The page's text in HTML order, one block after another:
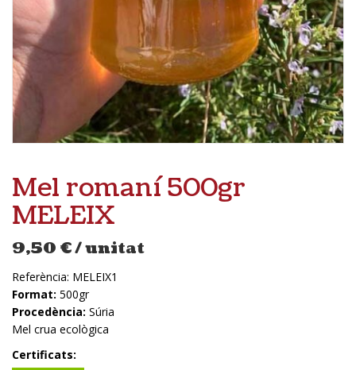
Mel romaní 500gr
MELEIX
9,50 €/ unitat
Referència: MELEIX1
Format: 500gr
Procedència: Súria
Mel crua ecològica
Certificats: